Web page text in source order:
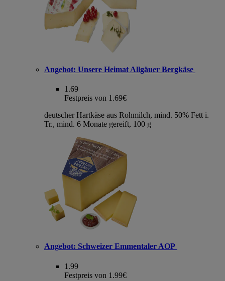
Angebot: Unsere Heimat Allgäuer Bergkäse
1.69
Festpreis von 1.69€
deutscher Hartkäse aus Rohmilch, mind. 50% Fett i.
Tr., mind. 6 Monate gereift, 100 g
Angebot: Schweizer Emmentaler AOP
1.99
Festpreis von 1.99€